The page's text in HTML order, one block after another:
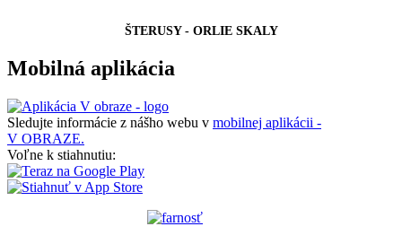
ŠTERUSY - ORLIE SKALY
Mobilná aplikácia
Sledujte informácie z nášho webu v mobilnej aplikácii -
V OBRAZE.
Voľne k stiahnutiu: